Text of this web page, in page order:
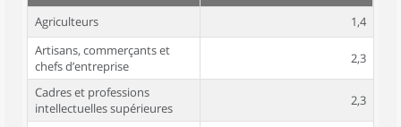
Agriculteurs
1,4
Artisans, commerçants et
chefs d’entreprise
2,3
Cadres et professions
intellectuelles supérieures
2,3